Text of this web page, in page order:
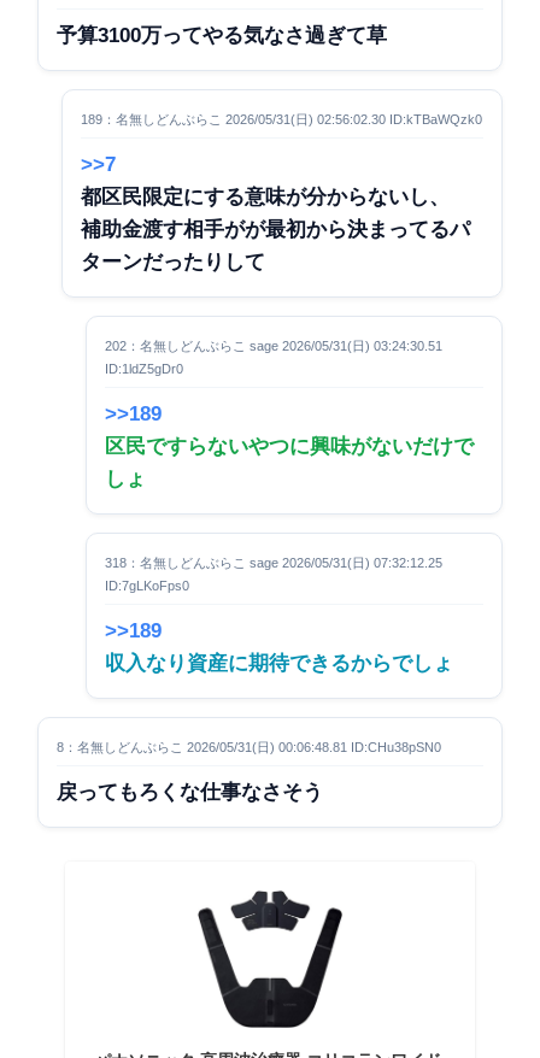
予算3100万ってやる気なさ過ぎて草
189：名無しどんぶらこ 2026/05/31(日) 02:56:02.30 ID:kTBaWQzk0
>>7
都区民限定にする意味が分からないし、
補助金渡す相手がが最初から決まってるパ
ターンだったりして
202：名無しどんぶらこ sage 2026/05/31(日) 03:24:30.51
ID:1ldZ5gDr0
>>189
区民ですらないやつに興味がないだけで
しょ
318：名無しどんぶらこ sage 2026/05/31(日) 07:32:12.25
ID:7gLKoFps0
>>189
収入なり資産に期待できるからでしょ
8：名無しどんぶらこ 2026/05/31(日) 00:06:48.81 ID:CHu38pSN0
戻ってもろくな仕事なさそう